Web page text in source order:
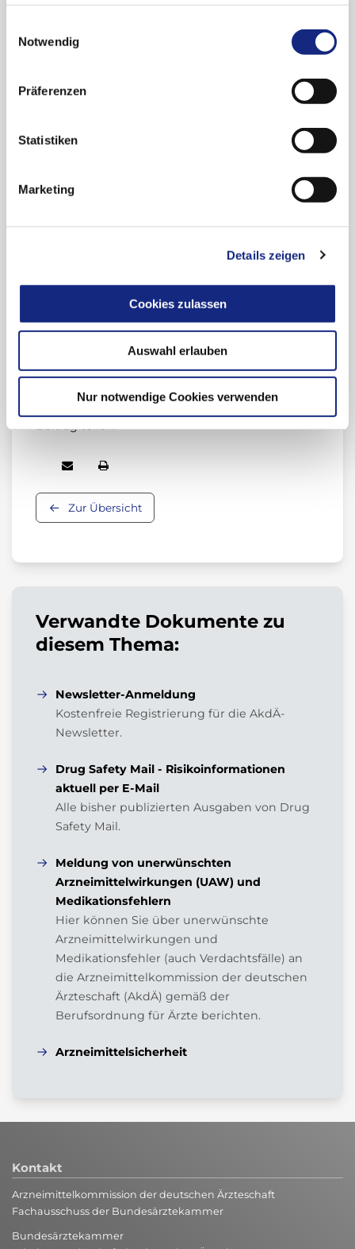
Cookies, wenn Sie unsere Webseite weiterhin
Notwendig
Präferenzen
Statistiken
Marketing
Details zeigen
Cookies zulassen
Auswahl erlauben
Nur notwendige Cookies verwenden
Die Produktinformationen werden aktualisiert.
Weitere Informationen:
Rote-Hand-Brief zu CAR-T-Zelltherapien vom
18. Juli 2024
Drug Safety Mail 2024-07: Information des
Paul-Ehrlich-Institut zu CAR-T-Zell-Therapien:
Links
Meldung unerwünschter Arzneimittelwirkungen
Arzneimittelsicherheit (Übersicht)
Beitrag teilen:
Zur Übersicht
Verwandte Dokumente zu
diesem Thema:
Newsletter-Anmeldung
Kostenfreie Registrierung für die AkdÄ-
Newsletter.
Drug Safety Mail - Risikoinformationen
aktuell per E-Mail
Alle bisher publizierten Ausgaben von Drug
Safety Mail.
Meldung von unerwünschten
Arzneimittelwirkungen (UAW) und
Medikationsfehlern
Hier können Sie über unerwünschte
Arzneimittelwirkungen und
Medikationsfehler (auch Verdachtsfälle) an
die Arzneimittelkommission der deutschen
Ärzteschaft (AkdÄ) gemäß der
Berufsordnung für Ärzte berichten.
Arzneimittelsicherheit
Kontakt
Arzneimittelkommission der deutschen Ärzteschaft
Fachausschuss der Bundesärztekammer
Bundesärztekammer